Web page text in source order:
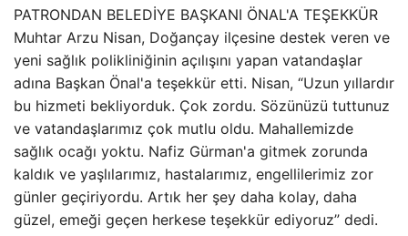
PATRONDAN BELEDİYE BAŞKANI ÖNAL'A TEŞEKKÜR
Muhtar Arzu Nisan, Doğançay ilçesine destek veren ve
yeni sağlık polikliniğinin açılışını yapan vatandaşlar
adına Başkan Önal'a teşekkür etti. Nisan, “Uzun yıllardır
bu hizmeti bekliyorduk. Çok zordu. Sözünüzü tuttunuz
ve vatandaşlarımız çok mutlu oldu. Mahallemizde
sağlık ocağı yoktu. Nafiz Gürman'a gitmek zorunda
kaldık ve yaşlılarımız, hastalarımız, engellilerimiz zor
günler geçiriyordu. Artık her şey daha kolay, daha
güzel, emeği geçen herkese teşekkür ediyoruz” dedi.